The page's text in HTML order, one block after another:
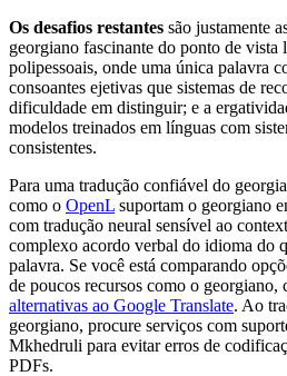
Os desafios restantes são justamente
georgiano fascinante do ponto de vista
polipessoais, onde uma única palavra
consoantes ejetivas que sistemas de
dificuldade em distinguir; e a
modelos treinados em línguas com
consistentes.
Para uma tradução confiável do
como o OpenL suportam o georgiano
com tradução neural sensível ao
complexo acordo verbal do idioma do
palavra. Se você está comparando
de poucos recursos como o georgiano,
alternativas ao Google Translate. Ao
georgiano, procure serviços com
Mkhedruli para evitar erros de
PDFs.